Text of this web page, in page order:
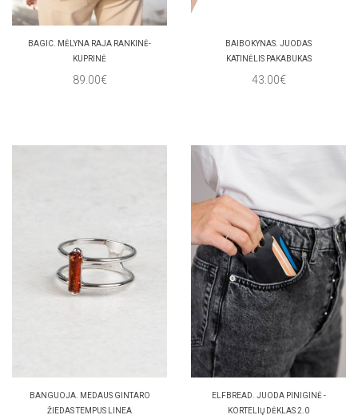
BAGIC. MĖLYNA RAJA RANKINĖ-
KUPRINĖ
89.00€
BAIBOKYNAS. JUODAS
KATINĖLIS PAKABUKAS
43.00€
BANGUOJA. MEDAUS GINTARO
ŽIEDAS TEMPUS LINEA
ELFBREAD. JUODA PINIGINĖ -
KORTELIŲ DĖKLAS 2.0